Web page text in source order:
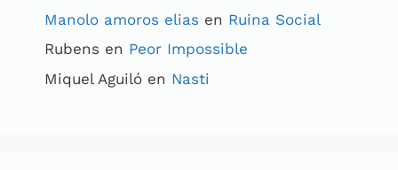
Manolo amoros elias en Ruina Social
Rubens en Peor Impossible
Miquel Aguiló en Nasti